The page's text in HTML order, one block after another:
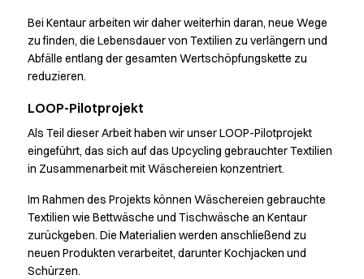
Kataloge
Guides
Händler
Produktwissen
Our Choice
Our Choice Materials
Product Environmental Footprint
Zertifikate
Zirkularität
Who We Are
Ambassadors
Aktivitäten und in unserer Lieferkette arbeiten
Bei Kentaur arbeiten wir daher weiterhin daran, neue Wege
zu finden, die Lebensdauer von Textilien zu verlängern und
Abfälle entlang der gesamten Wertschöpfungskette zu
reduzieren.
LOOP-Pilotprojekt
Als Teil dieser Arbeit haben wir unser LOOP-Pilotprojekt
eingeführt, das sich auf das Upcycling gebrauchter Textilien
in Zusammenarbeit mit Wäschereien konzentriert.
Im Rahmen des Projekts können Wäschereien gebrauchte
Textilien wie Bettwäsche und Tischwäsche an Kentaur
zurückgeben. Die Materialien werden anschließend zu
neuen Produkten verarbeitet, darunter Kochjacken und
Schürzen.